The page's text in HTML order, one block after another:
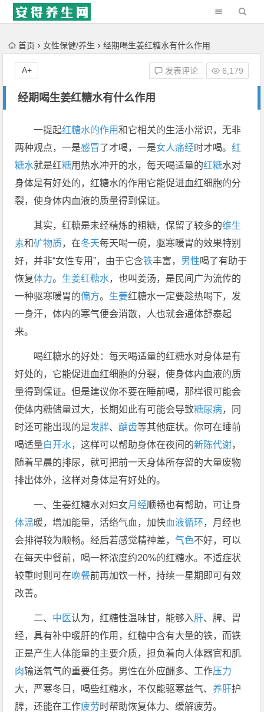
'); })();
首页 女性保健/养生 经期喝生姜红糖水有什么作用
经期喝生姜红糖水有什么作用
发表评论 6,179
A+
一提起红糖水的作用和它相关的生活小常识，无非
两种观点，一是感冒了才喝，一是女人痛经时才喝。红
糖水就是红糖用热水冲开的水，每天喝适量的红糖水对
身体是有好处的，红糖水的作用它能促进血红细胞的分
裂，使身体内血液的质量得到保证。
其实，红糖是未经精炼的粗糖，保留了较多的维生
素和矿物质，在冬天每天喝一碗，驱寒暖胃的效果特别
好，并非“女性专用”，由于它含铁丰富， 男性喝了有助于
恢复体力。 生姜红糖水，也叫姜汤，是民间广为流传的
一种驱寒暖胃的偏方。 生姜红糖水一定要趁热喝下，发
一身汗，体内的寒气便会消散，人也就会通体舒泰起
来。
喝红糖水的好处：每天喝适量的红糖水对身体是有
好处的，它能促进血红细胞的分裂，使身体内血液的质
量得到保证。但是建议你不要在睡前喝，那样很可能会
使体内糖储量过大，长期如此有可能会导致糖尿病，同
时还可能出现的是发胖、龋齿等其他症状。你可在睡前
喝适量白开水，这样可以帮助身体在夜间的新陈代谢，
随着早晨的排尿，就可把前一天身体所存留的大量废物
排出体外，这样对身体是有好处的。
一、生姜红糖水对妇女月经顺畅也有帮助，可让身
体温暖，增加能量，活络气血，加快血液循环，月经也
会排得较为顺畅。经后若感觉精神差，气色不好，可以
在每天中餐前，喝一杯浓度约20%的红糖水。不适症状
较重时则可在晚餐前再加饮一杯，持续一星期即可有效
改善。
二、 中医认为，红糖性温味甘，能够入肝、脾、胃
经，具有补中暖肝的作用，红糖中含有大量的铁，而铁
正是产生人体能量的主要介质，担负着向人体器官和肌
肉输送氧气的重要任务。男性在外应酬多、工作压力
大，严寒冬日，喝些红糖水，不仅能驱寒益气、养肝护
脾，还能在工作疲劳时帮助恢复体力、缓解疲劳。